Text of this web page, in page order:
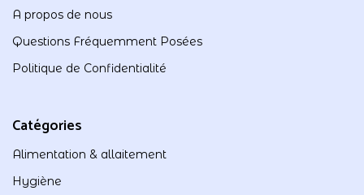
A propos de nous
Questions Fréquemment Posées
Politique de Confidentialité
Catégories
Alimentation & allaitement
Hygiène